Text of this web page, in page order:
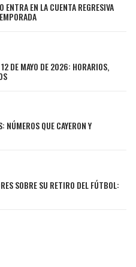
EN LA CUENTA REGRESIVA
DE MAYO DE 2026: HORARIOS,
NÚMEROS QUE CAYERON Y
SOBRE SU RETIRO DEL FÚTBOL: